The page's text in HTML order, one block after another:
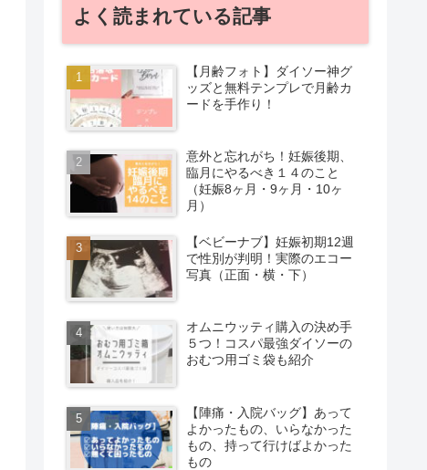
よく読まれている記事
【月齢フォト】ダイソー神グ
ッズと無料テンプレで月齢カ
ードを手作り！
意外と忘れがち！妊娠後期、
臨月にやるべき１４のこと
（妊娠8ヶ月・9ヶ月・10ヶ
月）
【ベビーナブ】妊娠初期12週
で性別が判明！実際のエコー
写真（正面・横・下）
オムニウッティ購入の決め手
５つ！コスパ最強ダイソーの
おむつ用ゴミ袋も紹介
【陣痛・入院バッグ】あって
よかったもの、いらなかった
もの、持って行けばよかった
もの